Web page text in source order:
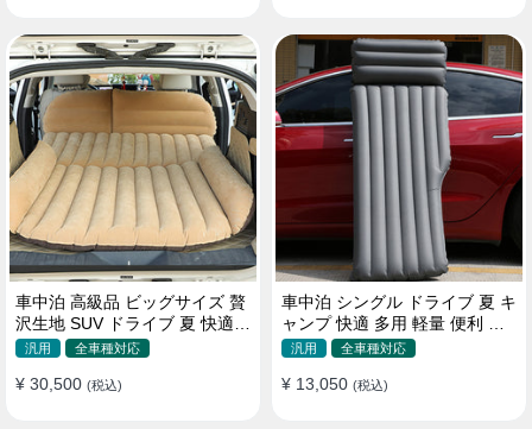
車中泊 高級品 ビッグサイズ 贅
沢生地 SUV ドライブ 夏 快適
キャンプ 旅行 収納便利 エアー
汎用 全車種対応
¥ 30,500 (税込)
車中泊 シングル ドライブ 夏 キ
ャンプ 快適 多用 軽量 便利 省
スペース 旅行 エアーベッド
汎用 全車種対応
¥ 13,050 (税込)